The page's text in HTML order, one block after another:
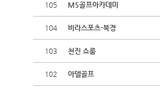
105 MS골프아카데미
104 비라스포츠-북경
103 천진 쇼룸
102 아델골프